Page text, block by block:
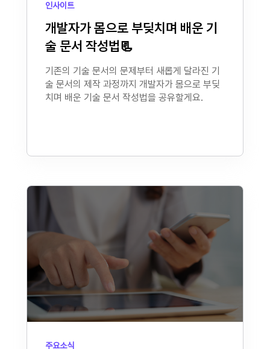
인사이트
개발자가 몸으로 부딪치며 배운 기
술 문서 작성법📃
기존의 기술 문서의 문제부터 새롭게 달라진 기
술 문서의 제작 과정까지 개발자가 몸으로 부딪
치며 배운 기술 문서 작성법을 공유할게요.
주요소식